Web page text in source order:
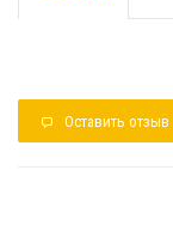
Оставить отзыв